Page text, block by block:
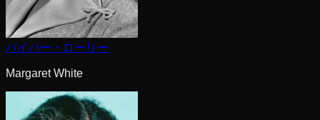
パイパー・ローリー
Margaret White